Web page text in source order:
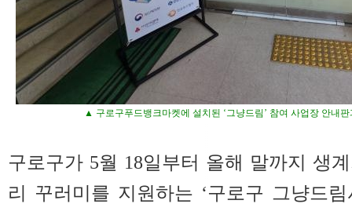
▲ 구로구푸드뱅크마켓에 설치된 ‘그냥드림’ 참여 사업장 안내
구로구가 5월 18일부터 올해 말까지 생
리 꾸러미를 지원하는 ‘구로구 그냥드